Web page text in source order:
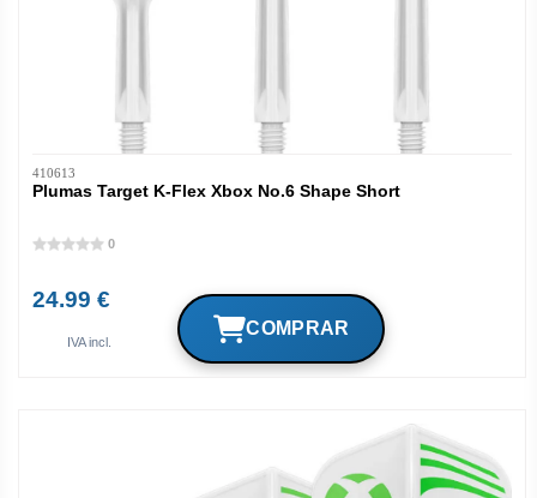
410613
Plumas Target K-Flex Xbox No.6 Shape Short
0
24.99 €
IVA incl.